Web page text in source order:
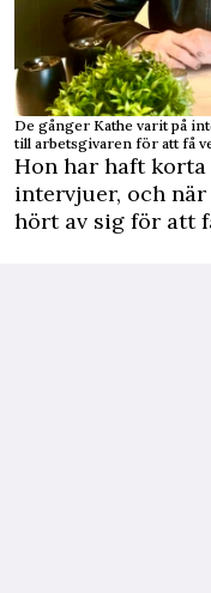
De gånger Kathe varit på
till arbetsgivaren för att få
Hon har haft
intervjuer, och
hört av sig för att